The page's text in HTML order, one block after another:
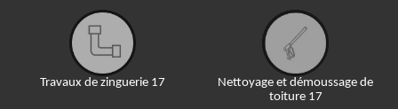
Travaux de zinguerie 17
Nettoyage et démoussage de
toiture 17